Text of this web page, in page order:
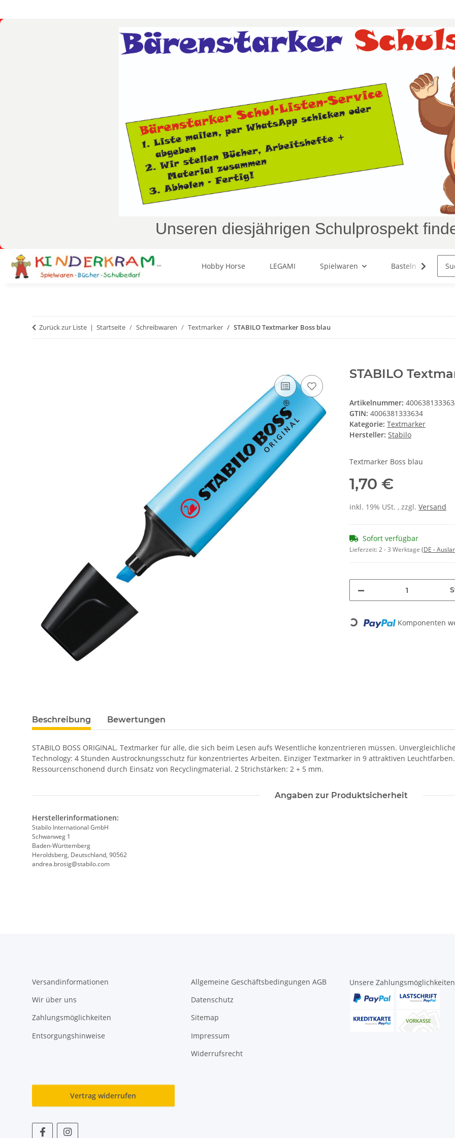
Unseren diesjährigen Schulprospekt
Hobby Horse LEGAMI Spielwaren Basteln & Malen
Zurück zur Liste Startseite Schreibwaren Textmarker STABILO Textmarker Boss blau
STABILO
Artikelnummer:
GTIN: 4006381333634
Kategorie: Textmarker
Hersteller: Stabilo
Textmarker Boss blau
1,70 €
inkl. 19% USt. , zzgl. Versand
Sofort verfügbar
Lieferzeit:2 - 3 Werktage (DE -
Loading... Komponenten
Beschreibung Bewertungen
STABILO BOSS ORIGINAL. Textmarker für alle, die sich beim Lesen aufs Wesentliche konzentrieren müssen.
Technology: 4 Stunden Austrocknungsschutz für konzentriertes Arbeiten. Einziger Textmarker in 9 attraktiven
Ressourcenschonend durch Einsatz von Recyclingmaterial. 2 Strichstärken: 2 + 5 mm.
Angaben zur Produktsicherheit
Herstellerinformationen:
Stabilo International GmbH
Schwanweg 1
Baden-Württemberg
Heroldsberg, Deutschland, 90562
andrea.brosig@stabilo.com
Versandinformationen
Wir über uns
Zahlungsmöglichkeiten
Entsorgungshinweise
Allgemeine Geschäftsbedingungen AGB
Datenschutz
Sitemap
Impressum
Widerrufsrecht
Unsere
Vertrag widerrufen